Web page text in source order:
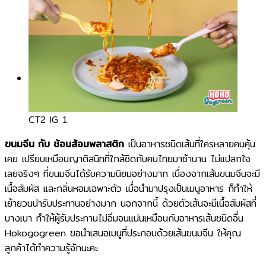
ทำไมต้องเรา
พลาสติกย่อยสลาย
บทความข่าวสาร
ติดต่อเรา
CT2 IG 1
ขนมจีน กับ ช้อนส้อมพลาสติก เป็นอาหารชนิดเส้นที่ใครหลายคนคุ้น
เคย เปรียบเหมือนญาติสนิทที่ใกล้ชิดกับคนไทยมาช้านาน ไม่แปลกใจ
เลยจริงๆ ที่ขนมจีนได้รับความนิยมอย่างมาก เนื่องจากเส้นขนมจีนจะมี
เนื้อสัมผัส และกลิ่นหอมเฉพาะตัว เมื่อนำมาปรุงเป็นเมนูอาหาร ก็ทำให้
เย้ายวนน่ารับประทานอย่างมาก นอกจากนี้ ด้วยตัวเส้นจะมีเนื้อสัมผัสที่
บางเบา ทำให้ผู้รับประทานไม่อิ่มจนแน่นเหมือนกับอาหารเส้นชนิดอื่น
Hokogogreen ขอนำเสนอเมนูที่ประกอบด้วยเส้นขนมจีน ให้คุณ
ลูกค้าได้ทำความรู้จักนะคะ